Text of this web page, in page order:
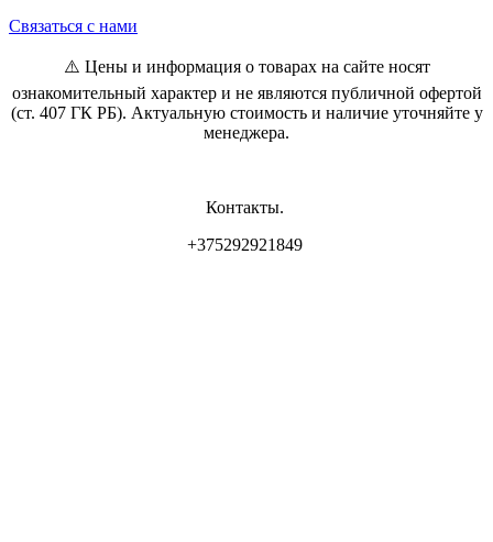
Связаться с нами
⚠️ Цены и информация о товарах на сайте носят
ознакомительный характер и не являются публичной офертой
(ст. 407 ГК РБ). Актуальную стоимость и наличие уточняйте у
менеджера.
Контакты.
+375292921849